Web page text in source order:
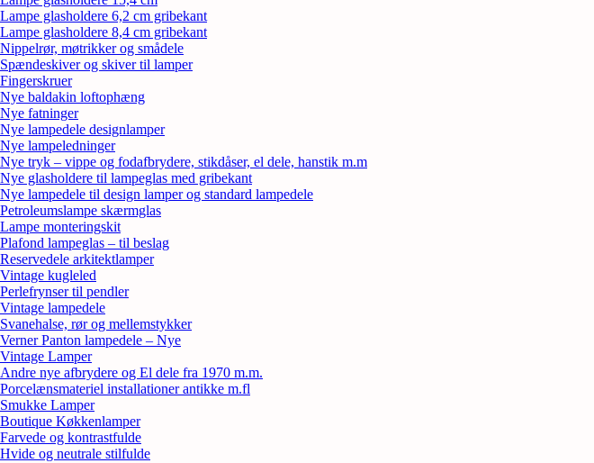
Lampe glasholdere 6,2 cm gribekant
Lampe glasholdere 8,4 cm gribekant
Nippelrør, møtrikker og smådele
Spændeskiver og skiver til lamper
Fingerskruer
Nye baldakin loftophæng
Nye fatninger
Nye lampedele designlamper
Nye lampeledninger
Nye tryk – vippe og fodafbrydere, stikdåser, el dele, hanstik m.m
Nye glasholdere til lampeglas med gribekant
Nye lampedele til design lamper og standard lampedele
Petroleumslampe skærmglas
Lampe monteringskit
Plafond lampeglas – til beslag
Reservedele arkitektlamper
Vintage kugleled
Perlefrynser til pendler
Vintage lampedele
Svanehalse, rør og mellemstykker
Verner Panton lampedele – Nye
Vintage Lamper
Andre nye afbrydere og El dele fra 1970 m.m.
Porcelænsmateriel installationer antikke m.fl
Smukke Lamper
Boutique Køkkenlamper
Farvede og kontrastfulde
Hvide og neutrale stilfulde